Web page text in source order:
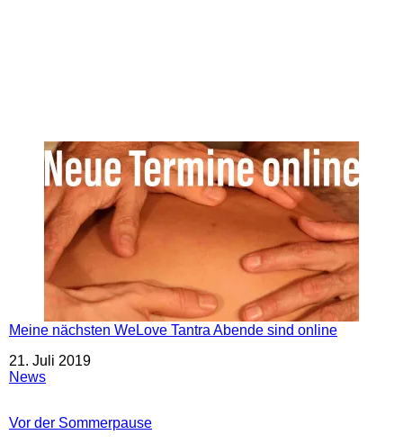
Meine nächsten WeLove Tantra Abende sind online
Datum
21. Juli 2019
In Bezug auf
News
Vor der Sommerpause